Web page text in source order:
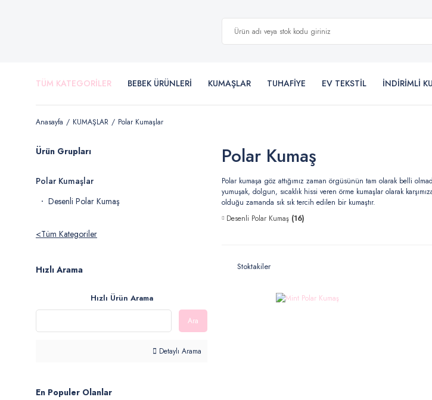
TÜM KATEGORİLER BEBEK ÜRÜNLERİ KUMAŞLAR TUHAFİYE EV TEKSTİL İNDİRİMLİ
Anasayfa KUMAŞLAR Polar Kumaşlar
Ürün Grupları
Polar Kumaşlar
Desenli Polar Kumaş
Tüm Kategoriler
Hızlı Arama
Hızlı Ürün Arama
Ara
Detaylı Arama
En Populer Olanlar
Polar Kumaş
Polar kumaşa göz attığımız zaman örgüsünün tam olarak belli
yumuşak, dolgun, sıcaklık hissi veren örme kumaşlar olarak
olduğu zamanda sık sık tercih edilen bir kumaştır.
Desenli Polar Kumaş (16)
Stoktakiler